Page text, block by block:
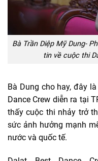
Bà Trần Diệp Mỹ Dung-
tin về cuộc thi
Bà Dung cho hay, đây
Dance Crew diễn ra tại
thấy cuộc thi nhảy trở
sức ảnh hưởng mạnh
nước và quốc tế.